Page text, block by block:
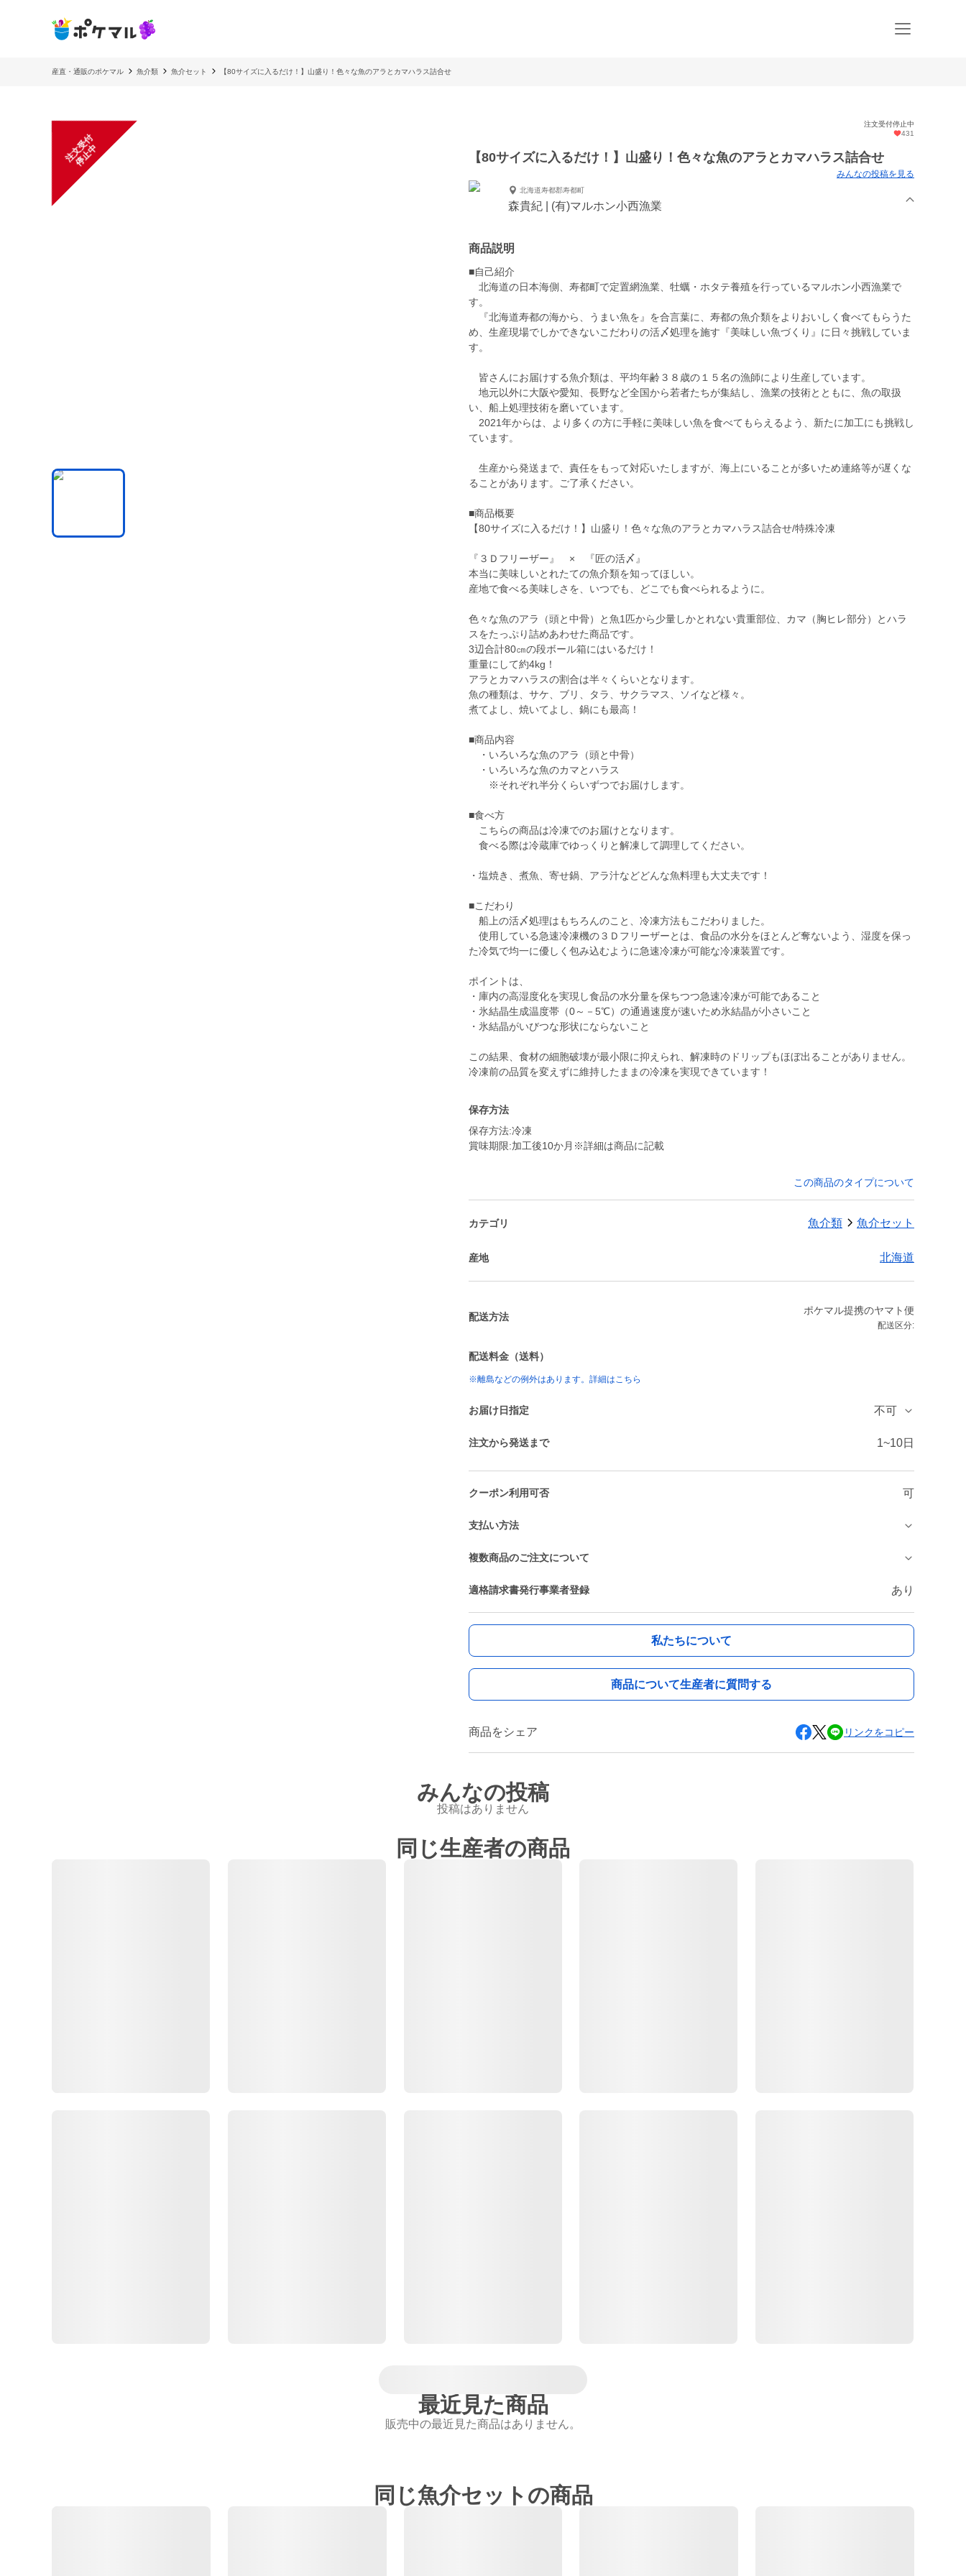
産直・通販のポケマル 魚介類 魚介セット 【80サイズに入るだけ！】山盛り！色々な魚のアラとカマハラス詰合せ
注
文
受
付
停
止
中
注文受付停止中
431
【80サイズに入るだけ！】山盛り！色々な魚のアラとカマハラス詰合せ
みんなの投稿を見る
北海道寿都郡寿都町
森貴紀 | (有)マルホン小西漁業
商品説明
■自己紹介
北海道の日本海側、寿都町で定置網漁業、牡蠣・ホタテ養殖を行っているマルホン小西漁業で
す。
『北海道寿都の海から、うまい魚を』を合言葉に、寿都の魚介類をよりおいしく食べてもらうた
め、生産現場でしかできないこだわりの活〆処理を施す『美味しい魚づくり』に日々挑戦していま
す。
皆さんにお届けする魚介類は、平均年齢３８歳の１５名の漁師により生産しています。
地元以外に大阪や愛知、長野など全国から若者たちが集結し、漁業の技術とともに、魚の取扱
い、船上処理技術を磨いています。
2021年からは、より多くの方に手軽に美味しい魚を食べてもらえるよう、新たに加工にも挑戦し
ています。
生産から発送まで、責任をもって対応いたしますが、海上にいることが多いため連絡等が遅くな
ることがあります。ご了承ください。
■商品概要
【80サイズに入るだけ！】山盛り！色々な魚のアラとカマハラス詰合せ/特殊冷凍
『３Ｄフリーザー』 × 『匠の活〆』
本当に美味しいとれたての魚介類を知ってほしい。
産地で食べる美味しさを、いつでも、どこでも食べられるように。
色々な魚のアラ（頭と中骨）と魚1匹から少量しかとれない貴重部位、カマ（胸ヒレ部分）とハラ
スをたっぷり詰めあわせた商品です。
3辺合計80㎝の段ボール箱にはいるだけ！
重量にして約4kg！
アラとカマハラスの割合は半々くらいとなります。
魚の種類は、サケ、ブリ、タラ、サクラマス、ソイなど様々。
煮てよし、焼いてよし、鍋にも最高！
■商品内容
・いろいろな魚のアラ（頭と中骨）
・いろいろな魚のカマとハラス
※それぞれ半分くらいずつでお届けします。
■食べ方
こちらの商品は冷凍でのお届けとなります。
食べる際は冷蔵庫でゆっくりと解凍して調理してください。
・塩焼き、煮魚、寄せ鍋、アラ汁などどんな魚料理も大丈夫です！
■こだわり
船上の活〆処理はもちろんのこと、冷凍方法もこだわりました。
使用している急速冷凍機の３Ｄフリーザーとは、食品の水分をほとんど奪ないよう、湿度を保っ
た冷気で均一に優しく包み込むように急速冷凍が可能な冷凍装置です。
ポイントは、
・庫内の高湿度化を実現し食品の水分量を保ちつつ急速冷凍が可能であること
・氷結晶生成温度帯（0～－5℃）の通過速度が速いため氷結晶が小さいこと
・氷結晶がいびつな形状にならないこと
この結果、食材の細胞破壊が最小限に抑えられ、解凍時のドリップもほぼ出ることがありません。
冷凍前の品質を変えずに維持したままの冷凍を実現できています！
保存方法
保存方法:冷凍
賞味期限:加工後10か月※詳細は商品に記載
この商品のタイプについて
カテゴリ 魚介類 魚介セット
産地 北海道
配送方法
ポケマル提携のヤマト便
配送区分:
配送料金（送料）
※離島などの例外はあります。詳細はこちら
お届け日指定 不可
注文から発送まで 1~10日
クーポン利用可否 可
支払い方法
複数商品のご注文について
適格請求書発行事業者登録 あり
私たちについて
商品について生産者に質問する
商品をシェア リンクをコピー
みんなの投稿
投稿はありません
同じ生産者の商品
最近見た商品
販売中の最近見た商品はありません。
同じ魚介セットの商品